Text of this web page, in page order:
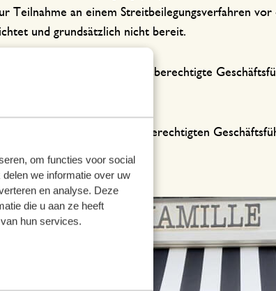
om functies voor social
we informatie over uw
en analyse. Deze
die u aan ze heeft
hun services.
Teilnahme an einem Streitbeilegungsverfahren vor
und grundsätzlich nicht bereit.
durch ihre alleinvertretungsberechtigte
durch ihren vertretungsberechtigten